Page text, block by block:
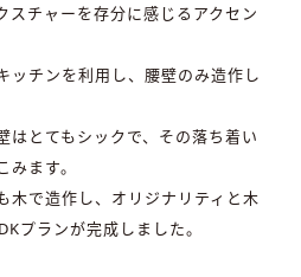
スチャーを存分に感じるアクセン
ッチンを利用し、腰壁のみ造作し
はとてもシックで、その落ち着い
ます。
木で造作し、オリジナリティと木
プランが完成しました。